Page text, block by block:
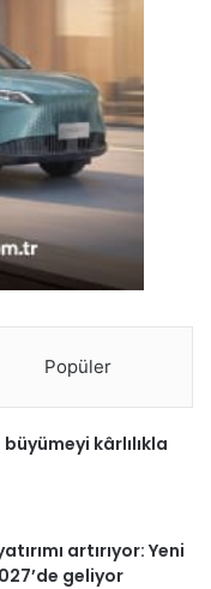
Popüler
kârlılıkla
artırıyor: Yeni
geliyor